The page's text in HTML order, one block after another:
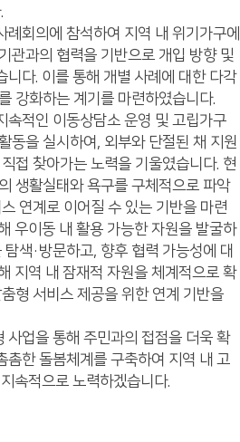
회의에 참석하여 지역 내 위기가구에
관과의 협력을 기반으로 개입 방향 및
니다. 이를 통해 개별 사례에 대한 다각
강화하는 계기를 마련하였습니다.
속적인 이동상담소 운영 및 고립가구
동을 실시하여, 외부와 단절된 채 지원
접 찾아가는 노력을 기울였습니다. 현
생활실태와 욕구를 구체적으로 파악
연계로 이어질 수 있는 기반을 마련
우이동 내 활용 가능한 자원을 발굴하
색·방문하고, 향후 협력 가능성에 대
지역 내 잠재적 자원을 체계적으로 확
형 서비스 제공을 위한 연계 기반을
사업을 통해 주민과의 접점을 더욱 확
촘한 돌봄체계를 구축하여 지역 내 고
속적으로 노력하겠습니다.